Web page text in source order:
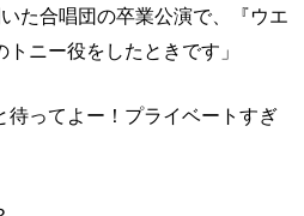
た合唱団の卒業公演で、『ウエ
ニー役をしたときです」
待ってよー！プライベートすぎ